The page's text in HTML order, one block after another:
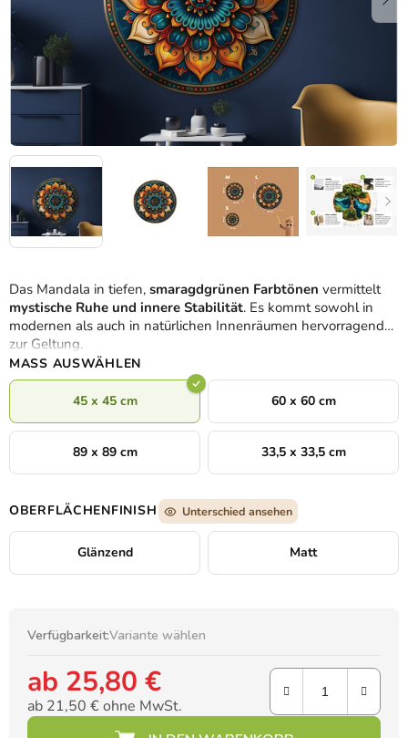
Das Mandala in tiefen, smaragdgrünen Farbtönen vermittelt
mystische Ruhe und innere Stabilität. Es kommt sowohl in
modernen als auch in natürlichen Innenräumen hervorragend
zur Geltung.
MASS AUSWÄHLEN
45 x 45 cm 60 x 60 cm
89 x 89 cm 33,5 x 33,5 cm
OBERFLÄCHENFINISH Unterschied ansehen
Glänzend Matt
Verfügbarkeit:Variante wählen
ab 25,80 €
ab 21,50 €ohne MwSt.